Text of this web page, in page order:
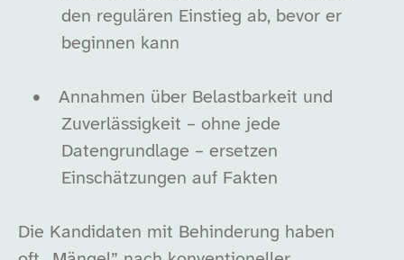
den regulären Einstieg ab, bevor er
beginnen kann
•
Annahmen über Belastbarkeit und
Zuverlässigkeit – ohne jede
Datengrundlage – ersetzen
Einschätzungen auf Fakten
Die Kandidaten mit Behinderung haben